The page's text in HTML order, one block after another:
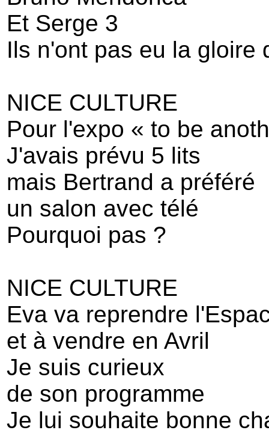
Et Serge 3
Ils n'ont pas eu la gloire
NICE CULTURE
Pour l'expo « to be
J'avais prévu 5 lits
mais Bertrand a préféré
un salon avec télé
Pourquoi pas ?
NICE CULTURE
Eva va reprendre
et à vendre en Avril
Je suis curieux
de son programme
Je lui souhaite bonne